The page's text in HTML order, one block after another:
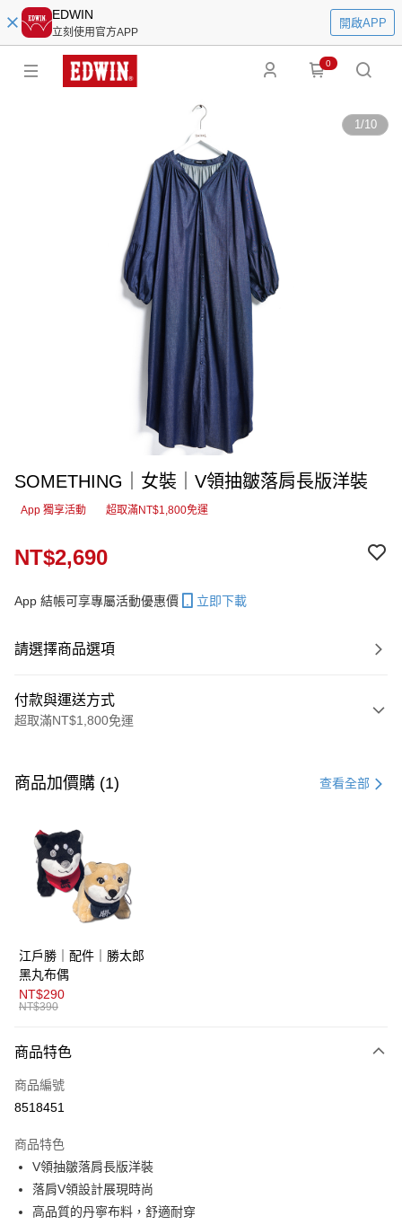
EDWIN
立刻使用官方APP
開啟APP
0
1/10
SOMETHING｜女裝｜V領抽皺落肩長版洋裝
App 獨享活動 超取滿NT$1,800免運
NT$2,690
App 結帳可享專屬活動優惠價 立即下載
請選擇商品選項
付款與運送方式
超取滿NT$1,800免運
信用卡一次付款
LINE Pay
AFTEE先享後付
【關於「AFTEE先享後付」】
便利好安心！
１．簡單：不需註冊會員、不需綁卡、不需儲值。
２．便利：只要手機號碼，簡訊認證，即可結帳。
３．安心：先確認商品／服務後，再付款。
１．於結帳方式選擇「AFTEE先享後付」後，將跳轉至「AFTEE先享後付」
２．訂單成立數日內，您將收到繳費通知簡訊。
３．收到繳費通知簡訊後14天內，點擊此簡訊中的連結，可透過四大超商／
購買商品的店家。未經商家同意取消之訂單仍視為有效，需透過AFTEE先享
後付繳納相關費用。
※ 交易是否成功請以「AFTEE先享後付 」之結帳頁面顯示為準，若有關於
是否繳費成功／繳費後需取消欲退款等相關疑問，請聯繫「AFTEE先享後付
客戶支援中心」https://netprotections.freshdesk.com/support/home
運送方式
全家取貨付款
每筆NT$80，滿NT$1,800(含以上)免運費
每筆NT$80，滿NT$1,800(含以上)免運費
付款後萊爾富取貨
每筆NT$80，滿NT$1,800(含以上)免運費
商品加價購 (1) 查看全部
江戶勝｜配件｜勝太郎
黑丸布偶
NT$290
NT$390
商品特色
商品編號
8518451
商品特色
V領抽皺落肩長版洋裝
落肩V領設計展現時尚
高品質的丹寧布料，舒適耐穿